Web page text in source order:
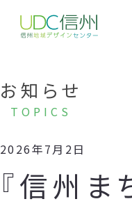
お知らせ
TOPICS
2026年7月2日
『信州ま